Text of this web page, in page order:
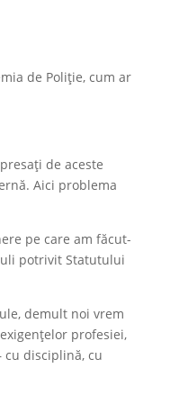
de Poliție, cum ar
de aceste
Aici problema
pe care am făcut-
potrivit Statutului
demult noi vrem
profesiei,
disciplină, cu